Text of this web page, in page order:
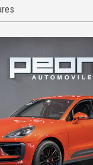
sesión